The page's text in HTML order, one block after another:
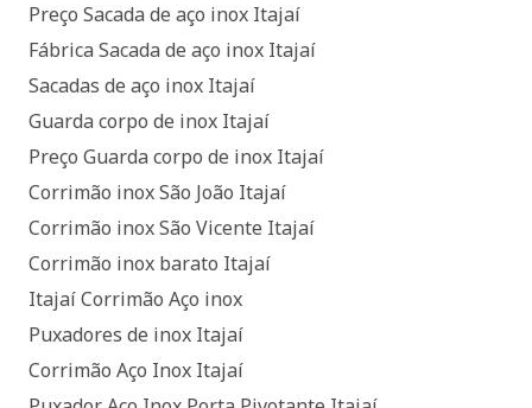
Preço Sacada de aço inox Itajaí
Fábrica Sacada de aço inox Itajaí
Sacadas de aço inox Itajaí
Guarda corpo de inox Itajaí
Preço Guarda corpo de inox Itajaí
Corrimão inox São João Itajaí
Corrimão inox São Vicente Itajaí
Corrimão inox barato Itajaí
Itajaí Corrimão Aço inox
Puxadores de inox Itajaí
Corrimão Aço Inox Itajaí